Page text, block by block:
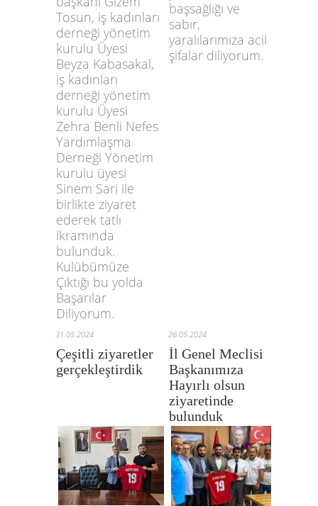
Tosun, iş kadınları
derneği yönetim
kurulu Üyesi
Beyza Kabasakal,
iş kadınları
derneği yönetim
kurulu Üyesi
Zehra Benli Nefes
Yardımlaşma
Derneği Yönetim
kurulu üyesi
Sinem Sari ile
birlikte ziyaret
ederek tatlı
ikramında
bulunduk.
Kulübümüze
Çıktığı bu yolda
Başarılar
Diliyorum.
başsağlığı ve
sabır,
yaralılarımıza acil
şifalar diliyorum.
31.05.2024 26.05.2024
Çeşitli ziyaretler
gerçekleştirdik
İl Genel Meclisi
Başkanımıza
Hayırlı olsun
ziyaretinde
bulunduk